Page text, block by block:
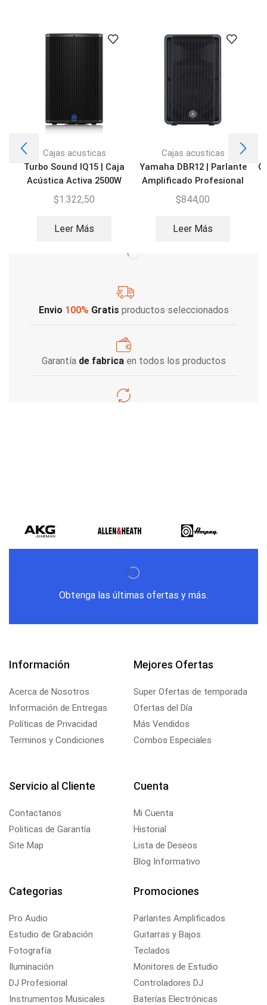
Cajas acusticas
Turbo Sound IQ15 | Caja
Acústica Activa 2500W
$1.322,50
Leer Más
Cajas acusticas
Yamaha DBR12 | Parlante
Amplificado Profesional
$844,00
Leer Más
Envio 100% Gratis productos seleccionados
Garantía de fabricaen todos los productos
Obtenga las últimas ofertas y más.
Información
Acerca de Nosotros
Información de Entregas
Políticas de Privacidad
Terminos y Condiciones
Mejores Ofertas
Super Ofertas de temporada
Ofertas del Día
Más Vendidos
Combos Especiales
Servicio al Cliente
Contactanos
Politicas de Garantía
Site Map
Cuenta
Mi Cuenta
Historial
Lista de Deseos
Blog Informativo
Categorias
Pro Audio
Estudio de Grabación
Fotografía
Iluminación
DJ Profesional
Instrumentos Musicales
Promociones
Parlantes Amplificados
Guitarras y Bajos
Teclados
Monitores de Estudio
Controladores DJ
Baterías Electrónicas